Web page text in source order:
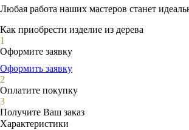
Любая работа наших мастеров станет
Как приобрести изделие из дерева
1
Оформите заявку
Оформить заявку
2
Оплатите покупку
3
Получите Ваш заказ
Характеристики